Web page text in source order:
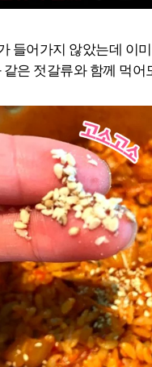
들어가지 않았는데 이
은 젓갈류와 함께 먹어